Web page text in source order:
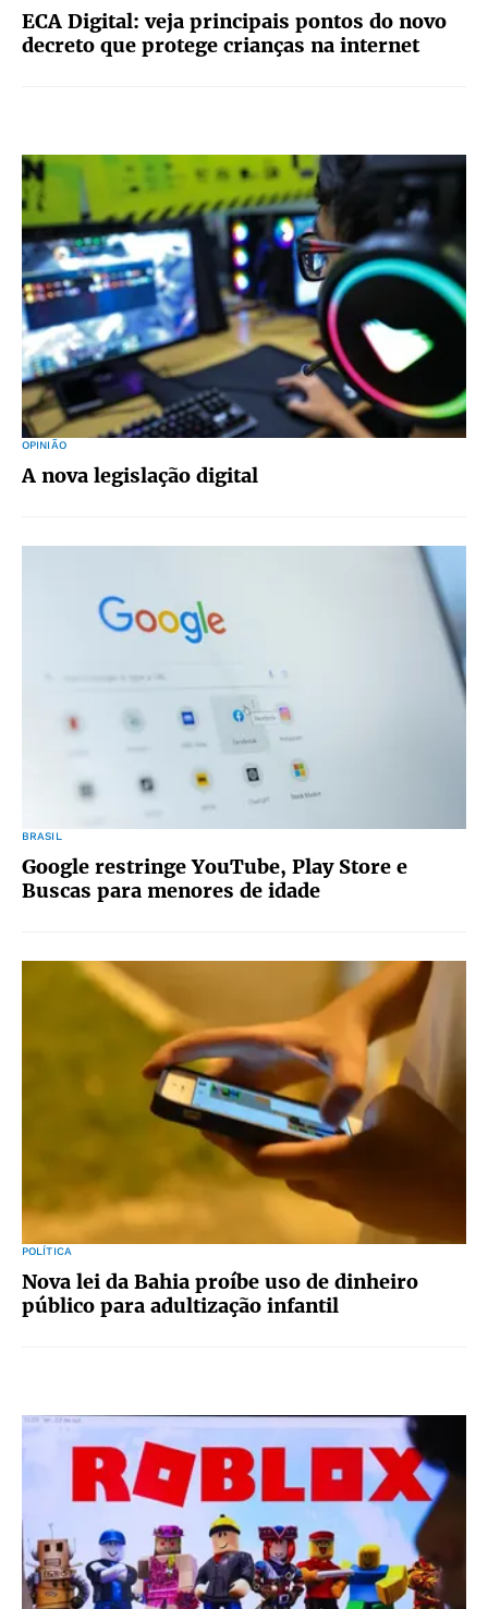
ECA Digital: veja principais pontos do novo
decreto que protege crianças na internet
OPINIÃO
A nova legislação digital
BRASIL
Google restringe YouTube, Play Store e
Buscas para menores de idade
POLÍTICA
Nova lei da Bahia proíbe uso de dinheiro
público para adultização infantil